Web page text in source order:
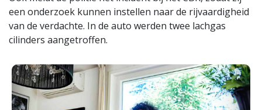
een onderzoek kunnen instellen naar de rijvaardigheid
van de verdachte. In de auto werden twee lachgas
cilinders aangetroffen.